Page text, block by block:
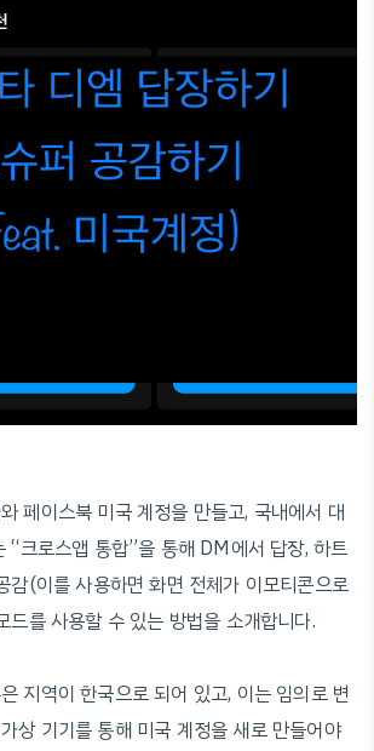
페이스북 미국 계정을 만들고, 국내에서 대
“크로스앱 통합”을 통해 DM에서 답장, 하트
감(이를 사용하면 화면 전체가 이모티콘으로
드를 사용할 수 있는 방법을 소개합니다.
지역이 한국으로 되어 있고, 이는 임의로 변
상 기기를 통해 미국 계정을 새로 만들어야